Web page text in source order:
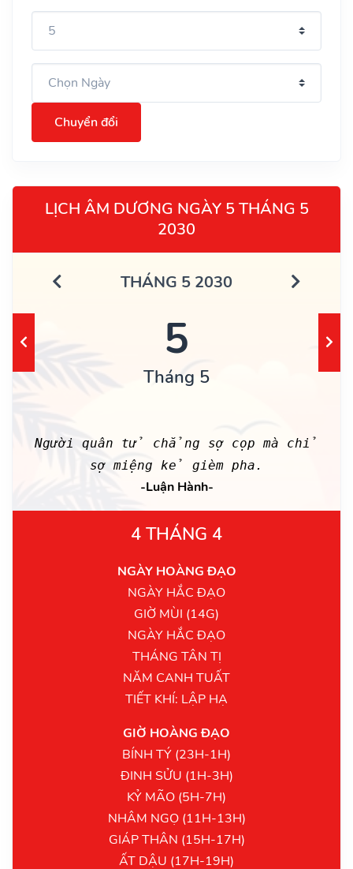
Chuyển đổi
LỊCH ÂM DƯƠNG NGÀY 5 THÁNG 5
2030
THÁNG 5 2030
5
Tháng 5
Người quân tử chẳng sợ cọp mà chỉ
sợ miệng kẻ gièm pha.
-Luận Hành-
4 THÁNG 4
NGÀY HOÀNG ĐẠO
NGÀY HẮC ĐẠO
GIỜ MÙI (14G)
NGÀY HẮC ĐẠO
THÁNG TÂN TỊ
NĂM CANH TUẤT
TIẾT KHÍ: LẬP HẠ
GIỜ HOÀNG ĐẠO
BÍNH TÝ (23H-1H)
ĐINH SỬU (1H-3H)
KỶ MÃO (5H-7H)
NHÂM NGỌ (11H-13H)
GIÁP THÂN (15H-17H)
ẤT DẬU (17H-19H)